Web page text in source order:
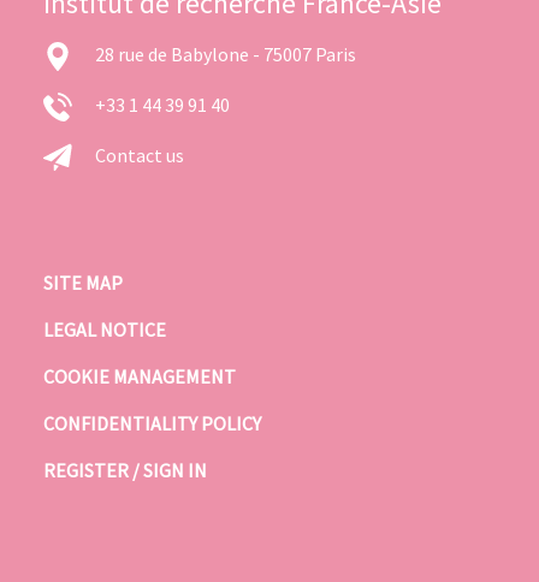
28 rue de Babylone - 75007 Paris
+33 1 44 39 91 40
Contact us
SITE MAP
LEGAL NOTICE
COOKIE MANAGEMENT
CONFIDENTIALITY POLICY
REGISTER / SIGN IN